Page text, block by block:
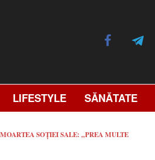
LIFESTYLE SĂNĂTATE
SOȚIEI SALE: „PREA MULTE